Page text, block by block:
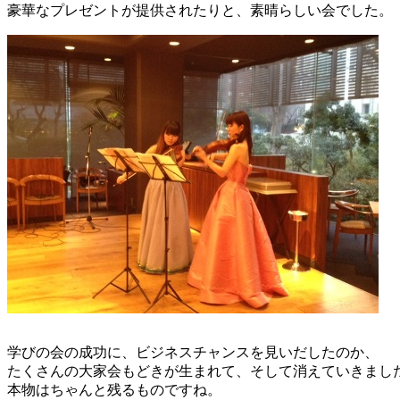
豪華なプレゼントが提供されたりと、素晴らしい会でした。
学びの会の成功に、ビジネスチャンスを見いだしたのか、
たくさんの大家会もどきが生まれて、そして消えていきまし
本物はちゃんと残るものですね。